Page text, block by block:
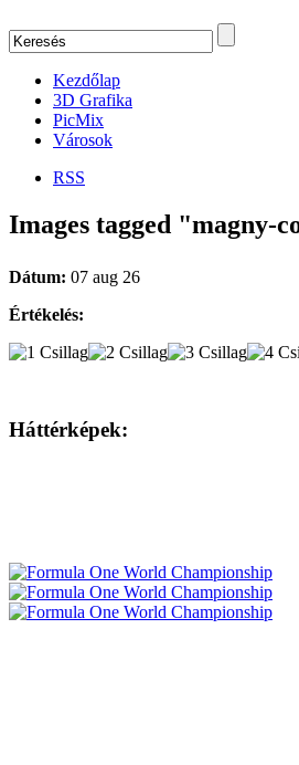
Kezdőlap
3D Grafika
PicMix
Városok
RSS
Images tagged "magny-
Dátum: 07 aug 26
Értékelés:
Háttérképek: